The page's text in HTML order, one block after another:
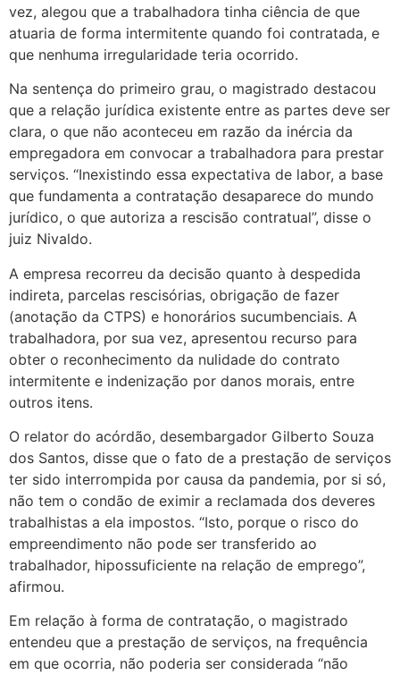
vez, alegou que a trabalhadora tinha ciência de que
atuaria de forma intermitente quando foi contratada, e
que nenhuma irregularidade teria ocorrido.
Na sentença do primeiro grau, o magistrado destacou
que a relação jurídica existente entre as partes deve ser
clara, o que não aconteceu em razão da inércia da
empregadora em convocar a trabalhadora para prestar
serviços. “Inexistindo essa expectativa de labor, a base
que fundamenta a contratação desaparece do mundo
jurídico, o que autoriza a rescisão contratual”, disse o
juiz Nivaldo.
A empresa recorreu da decisão quanto à despedida
indireta, parcelas rescisórias, obrigação de fazer
(anotação da CTPS) e honorários sucumbenciais. A
trabalhadora, por sua vez, apresentou recurso para
obter o reconhecimento da nulidade do contrato
intermitente e indenização por danos morais, entre
outros itens.
O relator do acórdão, desembargador Gilberto Souza
dos Santos, disse que o fato de a prestação de serviços
ter sido interrompida por causa da pandemia, por si só,
não tem o condão de eximir a reclamada dos deveres
trabalhistas a ela impostos. “Isto, porque o risco do
empreendimento não pode ser transferido ao
trabalhador, hipossuficiente na relação de emprego”,
afirmou.
Em relação à forma de contratação, o magistrado
entendeu que a prestação de serviços, na frequência
em que ocorria, não poderia ser considerada “não